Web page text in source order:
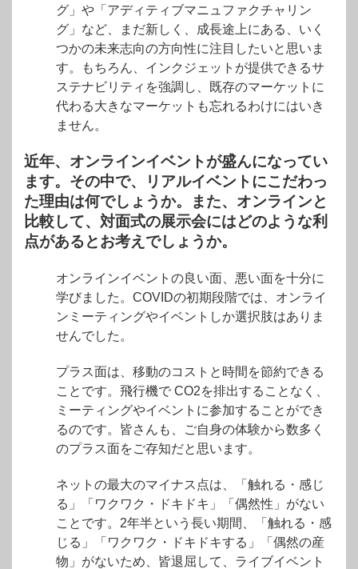
グ」や「アディティブマニュファクチャリン
グ」など、まだ新しく、成長途上にある、いく
つかの未来志向の方向性に注目したいと思いま
す。もちろん、インクジェットが提供できるサ
ステナビリティを強調し、既存のマーケットに
代わる大きなマーケットも忘れるわけにはいき
ません。
近年、オンラインイベントが盛んになってい
ます。その中で、リアルイベントにこだわっ
た理由は何でしょうか。また、オンラインと
比較して、対面式の展示会にはどのような利
点があるとお考えでしょうか。
オンラインイベントの良い面、悪い面を十分に
学びました。COVIDの初期段階では、オンライ
ンミーティングやイベントしか選択肢はありま
せんでした。
プラス面は、移動のコストと時間を節約できる
ことです。飛行機で CO2を排出することなく、
ミーティングやイベントに参加することができ
るのです。皆さんも、ご自身の体験から数多く
のプラス面をご存知だと思います。
ネットの最大のマイナス点は、「触れる・感じ
る」「ワクワク・ドキドキ」「偶然性」がない
ことです。2年半という長い期間、「触れる・感
じる」「ワクワク・ドキドキする」「偶然の産
物」がないため、皆退屈して、ライブイベント